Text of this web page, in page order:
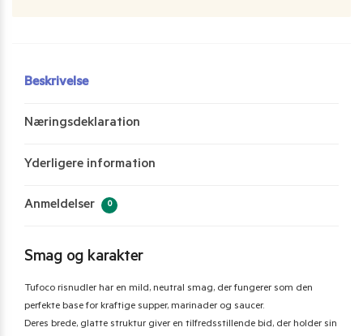
Beskrivelse
Næringsdeklaration
Yderligere information
Anmeldelser 0
Smag og karakter
Tufoco risnudler har en mild, neutral smag, der fungerer som den
perfekte base for kraftige supper, marinader og saucer.
Deres brede, glatte struktur giver en tilfredsstillende bid, der holder sin